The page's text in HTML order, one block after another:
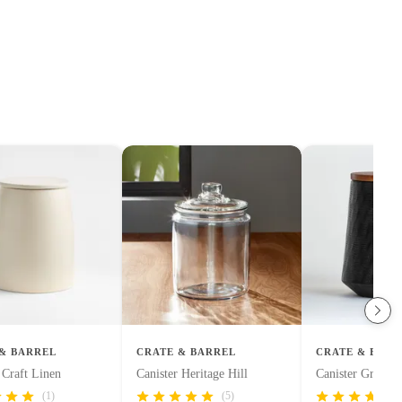
BARREL
Craft Linen
(1)
CRATE & BARREL
Canister Heritage Hill
(5)
CRATE &
Canister